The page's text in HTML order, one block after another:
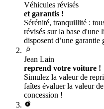
Véhicules révisés
et garantis !
Sérénité, tranquillité :
révisés sur la base d'une
disposent d’une garantie
Jean Lain
reprend votre voiture !
Simulez la valeur de
faîtes évaluer la valeur
concession !